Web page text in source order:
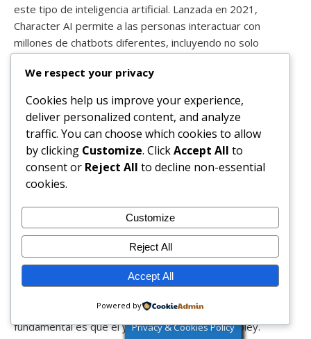
este tipo de inteligencia artificial. Lanzada en 2021,
Character AI permite a las personas interactuar con
millones de chatbots diferentes, incluyendo no solo
históricas. (Character AI enfrenta actualmente múltiples
comportamientos dañinos, incluido el suicidio, en
adolescentes). Más allá de los titulares morbosos, el
ascenso de estos compañeros de IA plantea preguntas
fundamentales sobre la naturaleza de las interacciones
sociales y cómo despojarlos —literalmente— de su
humanidad podría transformar nuestra propia psique y
nuestro crecimiento interpersonal.
Jeff Pooley, investigador de la Universidad de Pensilvania,
cree que la llegada de la IA a las redes sociales podría dar
lugar a interacciones sociales cada vez más artificiales, lo
los temas que enseño y que me interesan, la afirmación
fundamental es que el yo es social”, me dijo Pooley.
Privacy & Cookies Policy
We respect your privacy
Cookies help us improve your experience,
deliver personalized content, and analyze
traffic. You can choose which cookies to allow
by clicking Customize. ClickAccept All to
consent or Reject All to decline non-essential
cookies.
Customize
Reject All
Accept All
Powered by